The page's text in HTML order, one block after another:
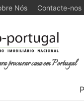
Nós Contacte-nos
procurar casa em Portugal